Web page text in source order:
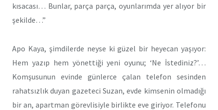
kısacası… Bunlar, parça parça, oyunlarımda yer alıyor bir
şekilde…”
Apo Kaya, şimdilerde neyse ki güzel bir heyecan yaşıyor:
Hem yazıp hem yönettiği yeni oyunu; ‘Ne İstediniz?’…
Komşusunun evinde günlerce çalan telefon sesinden
rahatsızlık duyan gazeteci Suzan, evde kimsenin olmadığı
bir an, apartman görevlisiyle birlikte eve giriyor. Telefonu